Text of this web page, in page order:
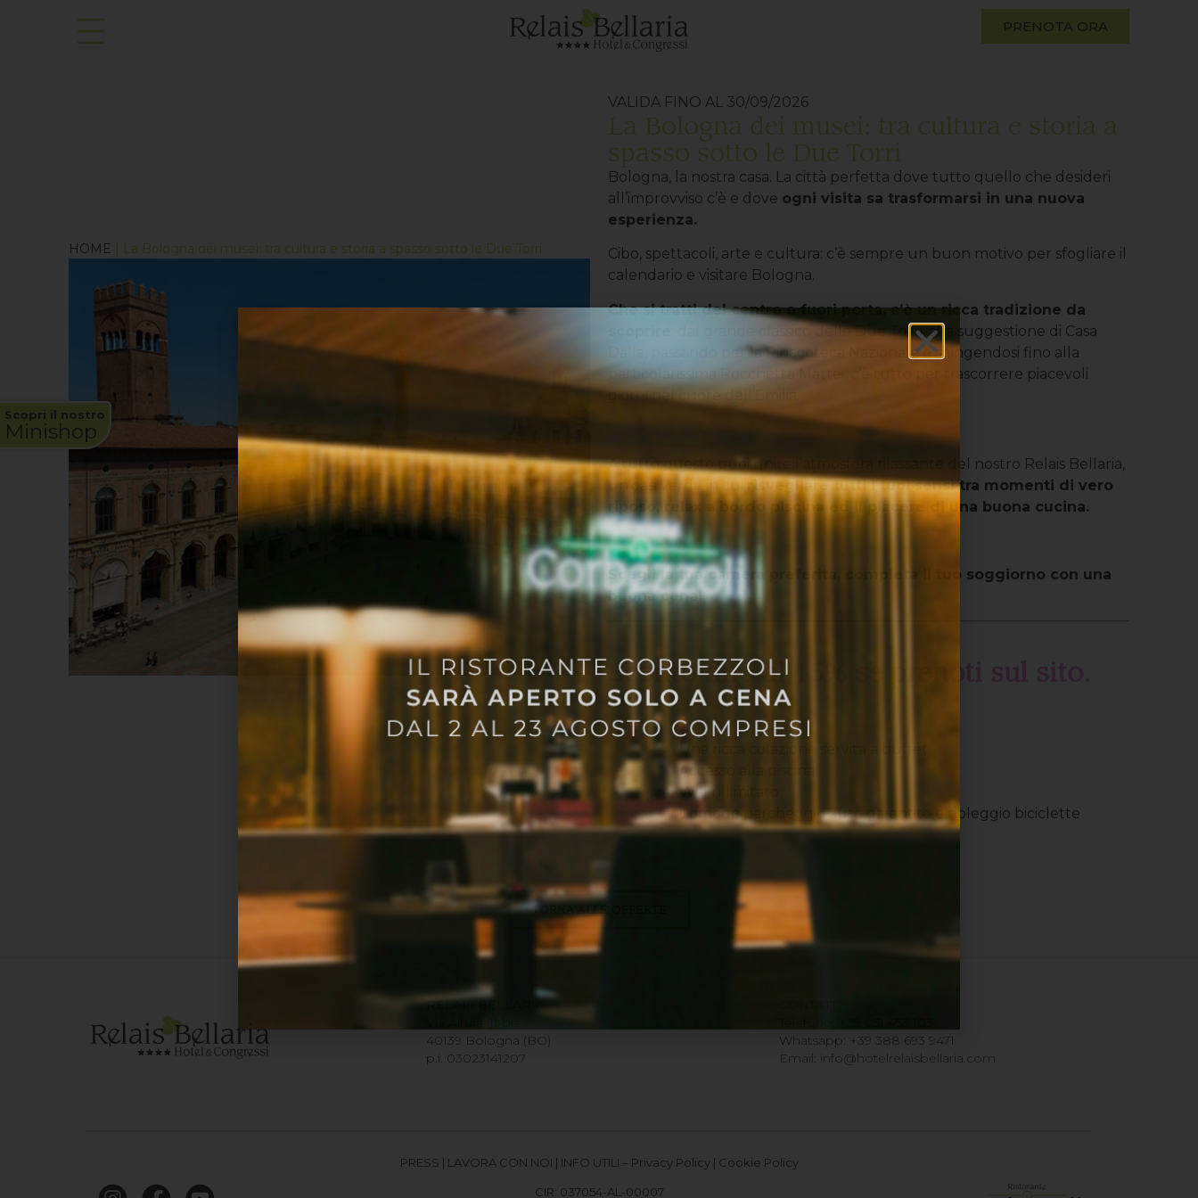
PRENOTA ORA
Scopri il nostro
Minishop
HOME | La Bologna dei musei: tra cultura e storia a spasso sotto le Due Torri
VALIDA FINO AL 30/09/2026
La Bologna dei musei: tra cultura e storia a
spasso sotto le Due Torri
Bologna, la nostra casa. La città perfetta dove tutto quello che desideri
all’improvviso c’è e dove ogni visita sa trasformarsi in una nuova
esperienza.
Cibo, spettacoli, arte e cultura: c’è sempre un buon motivo per sfogliare il
calendario e visitare Bologna.
Che si tratti del centro o fuori porta, c’è un ricca tradizione da
: dal grande classico delle Due Torri, alla suggestione di Casa
Dalla, passando per la Pinacoteca Nazionale e spingendosi fino alla
particolarissima Rocchetta Mattei, c’è tutto per trascorrere piacevoli
giorni nel cuore dell’Emilia.
A tutto questo puoi unire l’atmosfera rilassante del nostro Relais Bellaria,
un’oasi verde in cuirisvegliare tutti i tuoi sensi tra momenti di vero
riposo, relax a bordo piscina ed il piacere di una buona cucina.
Scegli la tua camera preferita, completa il tuo soggiorno con una
buona cena!
Sconto fino al 15% se prenoti sul sito.
Una ricca colazione servita a buffet
Accesso alla piscina
Wi-Fi illimitato
Comodo parcheggio auto garantito e noleggio biciclette
TORNA ALLE OFFERTE
RELAIS BELLARIA
40139 Bologna (BO)
p.i. 03023141207
Whatsapp: +39 388 693 9471
Email: info@hotelrelaisbellaria.com
PRESS | LAVORA CON NOI | INFO UTILI – Privacy Policy| Cookie Policy
CIR: 037054-AL-00007